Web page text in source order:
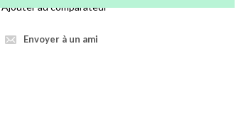
Ajouter au comparateur
Envoyer à un ami